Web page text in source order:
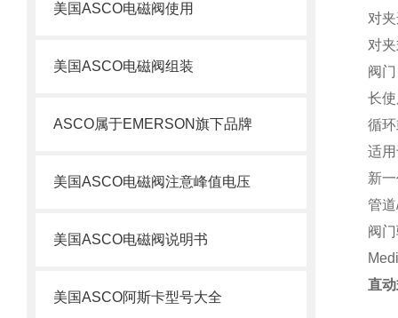
美国ASCO电磁阀使用
美国ASCO电磁阀组装
ASCO属于EMERSON旗下品牌
美国ASCO电磁阀注意峰值电压
美国ASCO电磁阀说明书
美国ASCO阿斯卡型号大全
对
对
阀
长
循
适
新
管
阀
直